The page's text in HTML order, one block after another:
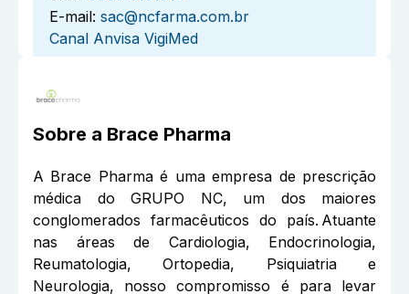
E-mail: sac@ncfarma.com.br
Canal Anvisa VigiMed
Sobre a Brace Pharma
A Brace Pharma é uma empresa de prescrição
médica do GRUPO NC, um dos maiores
conglomerados farmacêuticos do país. Atuante
nas áreas de Cardiologia, Endocrinologia,
Reumatologia, Ortopedia, Psiquiatria e
Neurologia, nosso compromisso é para levar